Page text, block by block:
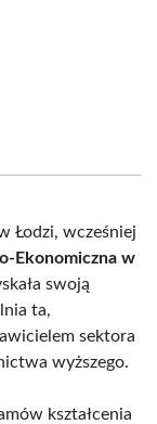
Łodzi, wcześniej
Ekonomiczna w
swoją
ta,
sektora
wyższego.
kształcenia